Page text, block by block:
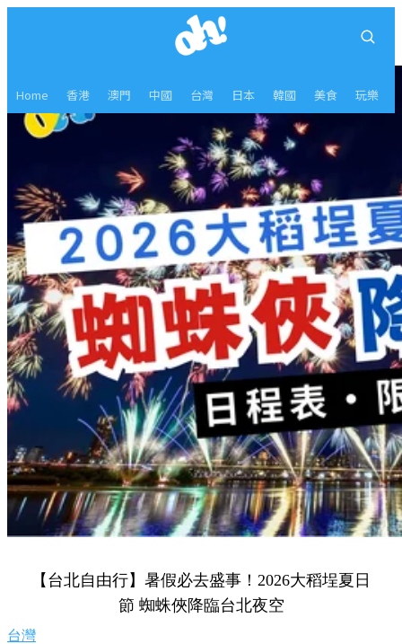
Home 香港 澳門 中國 台灣 日本 韓國 美食 玩樂
【台北自由行】暑假必去盛事！2026大稻埕夏日
節 蜘蛛俠降臨台北夜空
台灣